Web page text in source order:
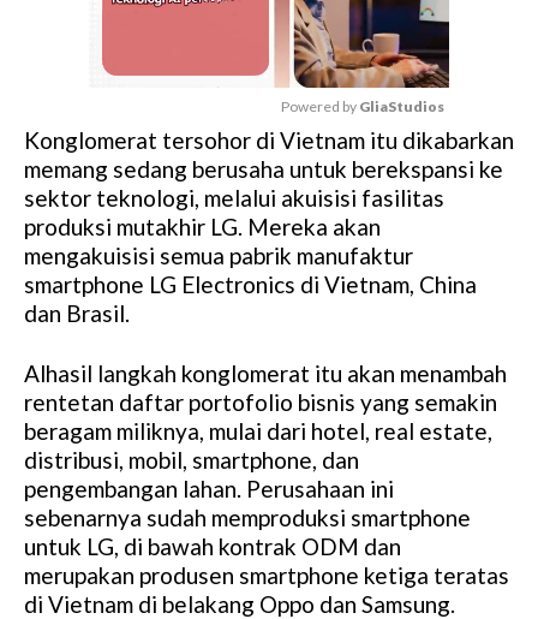
M
u
t
e
Powered by GliaStudios
Konglomerat tersohor di Vietnam itu dikabarkan
memang sedang berusaha untuk berekspansi ke
sektor teknologi, melalui akuisisi fasilitas
produksi mutakhir LG. Mereka akan
mengakuisisi semua pabrik manufaktur
smartphone LG Electronics di Vietnam, China
dan Brasil.
Alhasil langkah konglomerat itu akan menambah
rentetan daftar portofolio bisnis yang semakin
beragam miliknya, mulai dari hotel, real estate,
distribusi, mobil, smartphone, dan
pengembangan lahan. Perusahaan ini
sebenarnya sudah memproduksi smartphone
untuk LG, di bawah kontrak ODM dan
merupakan produsen smartphone ketiga teratas
di Vietnam di belakang Oppo dan Samsung.